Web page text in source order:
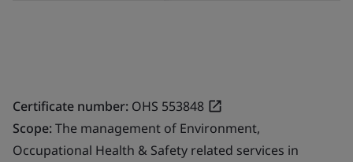
Certificate number: OHS 553848
Scope:The management of Environment,
Occupational Health & Safety related services in